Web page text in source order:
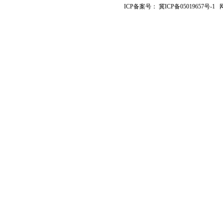
ICP备案号：冀ICP备05019657号-1